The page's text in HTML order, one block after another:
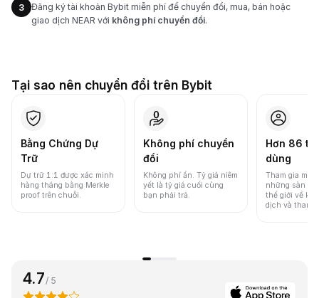
3
Đăng ký tài khoản Bybit miễn phí để chuyển đổi, mua, bán hoặc
giao dịch NEAR với không phí chuyển đổi.
Tại sao nên chuyển đổi trên Bybit
Bằng Chứng Dự
Trữ
Dự trữ 1:1 được xác minh
hàng tháng bằng Merkle
proof trên chuỗi.
Không phí chuyển
đổi
Không phí ẩn. Tỷ giá niêm
yết là tỷ giá cuối cùng
bạn phải trả.
Hơn 86
dùng
Tham gia một
những sàn
thế giới về
dịch và thanh
4.7 / 5